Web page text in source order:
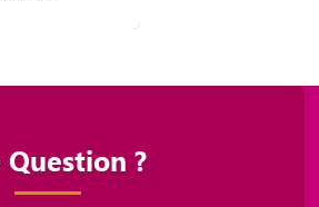
Question ?